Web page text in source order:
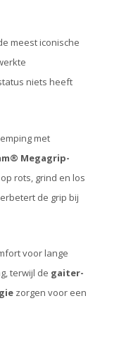
meest iconische
niets heeft
met
Megagrip-
rots, grind en los
de grip bij
voor lange
terwijl de gaiter-
zorgen voor een